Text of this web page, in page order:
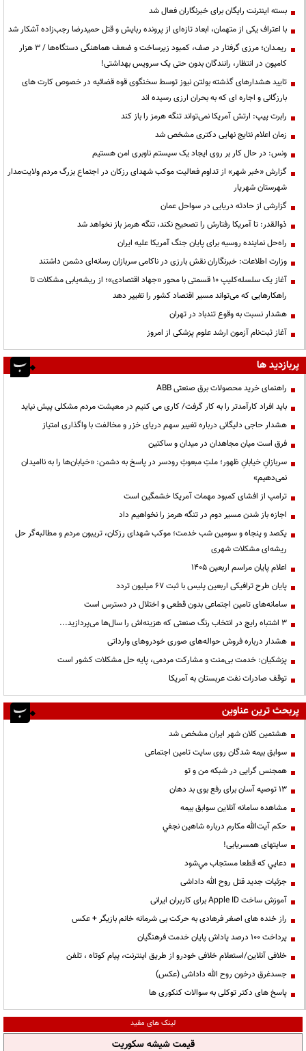
بسته اینترنت رایگان برای خبرنگاران فعال شد
با اعتراف یکی از متهمان، ابعاد تازه‌ای از پرونده ربایش و قتل حمیدرضا رجب‌زاده آشکار شد
ریمـدان؛ مرزی گرفتار در صف، کمبود زیرساخت و ضعف هماهنگی دستگاه‌ها / ۳ هزار
کامیون در انتظار، رانندگان بدون حتی یک سرویس بهداشتی!
تایید هشدارهای گذشته بولتن نیوز توسط سخنگوی قوه قضائیه در خصوص کارت های
بارزگانی و اجاره ای که به بحران ارزی رسیده اند
رابرت پیپ: ارتش آمریکا نمی‌تواند تنگه هرمز را باز کند
زمان اعلام نتایج نهایی دکتری مشخص شد
ونس: در حال کار بر روی ایجاد یک سیستم ناوبری امن هستیم
گزارش «خبر شهر» از تداوم فعالیت موکب شهدای رزکان در اجتماع بزرگ مردم ولایت‌مدار
شهرستان شهریار
گزارشی از حادثه دریایی در سواحل عمان
ذوالقدر: تا آمریکا رفتارش را تصحیح نکند، تنگه هرمز باز نخواهد شد
راه‌حل نماینده روسیه برای پایان جنگ آمریکا علیه ایران
وزارت اطلاعات: خبرنگاران نقش بارزی در ناکامی سربازان رسانه‌ای دشمن داشتند
آغاز یک سلسله‌کلیپ ۱۰ قسمتی با محور «جهاد اقتصادی»؛ از ریشه‌یابی مشکلات تا
راهکارهایی که می‌تواند مسیر اقتصاد کشور را تغییر دهد
هشدار نسبت به وقوع تندباد در تهران
آغاز ثبت‌نام آزمون ارشد علوم پزشکی از امروز
پربازدید ها
راهنمای خرید محصولات برق صنعتی ABB
باید افراد کارآمدتر را به کار گرفت/ کاری می کنیم در معیشت مردم مشکلی پیش نیاید
هشدار حاجی دلیگانی درباره تغییر سهم دریای خزر و مخالفت با واگذاری امتیاز
فرق است میان مجاهدان در میدان و ساکتین
سربازانِ خیابانِ ظهور؛ ملتِ مبعوثِ رودسر در پاسخ به دشمن: «خیابان‌ها را به ناامیدان
نمی‌دهیم»
ترامپ از افشای کمبود مهمات آمریکا خشمگین است
اجازه باز شدن مسیر دوم در تنگه هرمز را نخواهیم داد
یکصد و پنجاه و سومین شب خدمت؛ موکب شهدای رزکان، تریبون مردم و مطالبه‌گر حل
ریشه‌ای مشکلات شهری
اعلام پایان مراسم اربعین ۱۴۰۵
پایان طرح ترافیکی اربعین پلیس با ثبت ۶۷ میلیون تردد
سامانه‌های تامین اجتماعی بدون قطعی و اختلال در دسترس است
3 اشتباه رایج در انتخاب رنگ صنعتی که هزینه‌اش را سال‌ها می‌پردازید...
هشدار درباره فروش حواله‌های صوری خودروهای وارداتی
پزشکیان: خدمت بی‌منت و مشارکت مردمی، پایه حل مشکلات کشور است
توقف صادرات نفت عربستان به آمریکا
پربحث ترین عناوین
هشتمین کلان شهر ایران مشخص شد
سوابق بیمه شدگان روی سایت تامین اجتماعی
همجنس گرایی در شبکه من و تو
13 توصیه آسان برای رفع بوی بد دهان
مشاهده سامانه آنلاين سوابق بیمه
حكم آيت‌الله مكارم درباره شاهين نجفي
سایتهای همسریابی!
دعايي كه قطعا مستجاب مي‌شود
جزئیات جدید قتل روح الله داداشی
آموزش ساخت Apple ID برای کاربران ایرانی
راز خنده های اصغر فرهادی به حرکت بی شرمانه خانم بازیگر + عکس
پرداخت ۱۰۰ درصد پاداش پایان خدمت فرهنگیان
خلافی آنلاین/استعلام خلافی خودرو از طریق اینترنت، پیام کوتاه ، تلفن
جسدغرق درخون روح الله داداشی (عکس)
پاسخ های دکتر توکلی به سوالات کنکوری ها
لینک های مفید
قیمت شیشه سکوریت